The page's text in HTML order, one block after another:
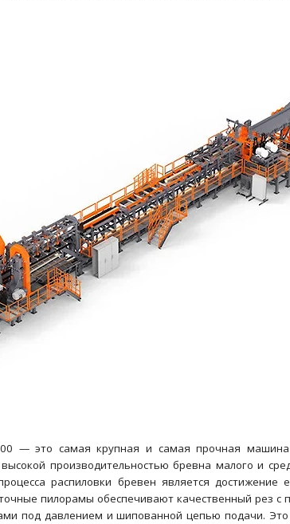
— это самая крупная и самая прочная
производительностью бревна малого и
распиловки бревен является достижение
пилорамы обеспечивают качественный рез
под давлением и шипованной цепью подачи.